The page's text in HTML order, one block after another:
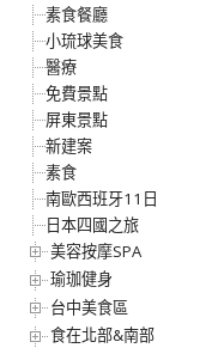
素食餐廳
小琉球美食
醫療
免費景點
屏東景點
新建案
素食
南歐西班牙11日
日本四國之旅
美容按摩SPA
瑜珈健身
台中美食區
食在北部&南部